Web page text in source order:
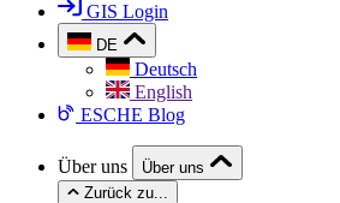
GIS Login
DE
Deutsch
English
ESCHE Blog
Über uns
Über uns
Zurück zu...